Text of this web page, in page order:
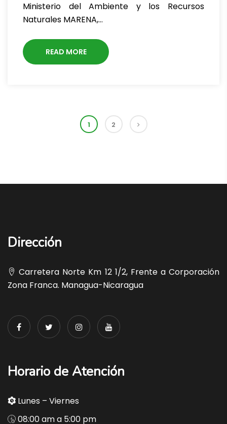
Ministerio del Ambiente y los Recursos
Naturales MARENA,…
READ MORE
1 2
Dirección
Carretera Norte Km 12 1/2, Frente a Corporación
Zona Franca. Managua-Nicaragua
Horario de Atención
Lunes – Viernes
08:00 am a 5:00 pm